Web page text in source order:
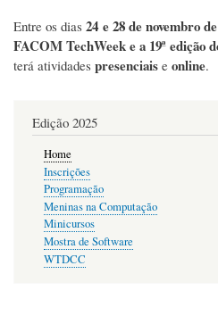
Entre os dias 24 e 28 de novembro
FACOM TechWeek e a 19ª edição
terá atividades presenciais e online.
Edição 2025
Home
Inscrições
Programação
Meninas na Computação
Minicursos
Mostra de Software
WTDCC